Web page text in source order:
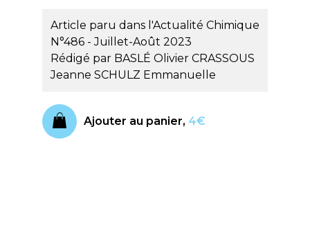
Article paru dans l'Actualité Chimique
N°486 - Juillet-Août 2023
Rédigé par BASLÉ Olivier CRASSOUS
Jeanne SCHULZ Emmanuelle
Ajouter au panier, 4€